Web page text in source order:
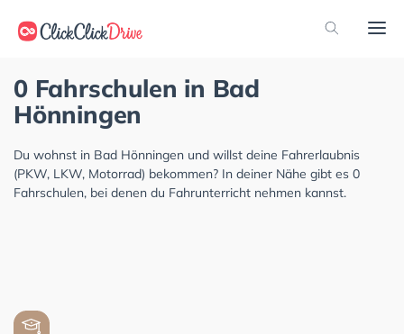
0 Fahrschulen in Bad
Hönningen
Du wohnst in Bad Hönningen und willst deine Fahrerlaubnis
(PKW, LKW, Motorrad) bekommen? In deiner Nähe gibt es 0
Fahrschulen, bei denen du Fahrunterricht nehmen kannst.